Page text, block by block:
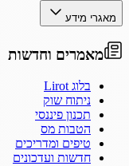
מאגרי מידע
מאמרים וחדשות
בלוג Lirot
ניתוח שוק
תכנון פיננסי
הטבות מס
טיפים ומדריכים
חדשות ועדכונים